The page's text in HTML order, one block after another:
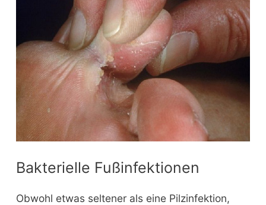
Bakterielle Fußinfektionen
Obwohl etwas seltener als eine Pilzinfektion,